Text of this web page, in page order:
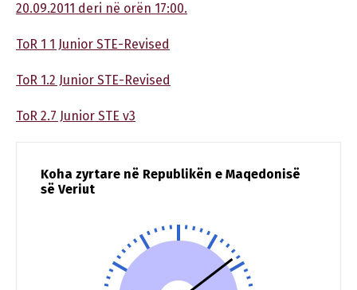
20.09.2011 deri në orën 17:00.
ToR 1 1 Junior STE-Revised
ToR 1.2 Junior STE-Revised
ToR 2.7 Junior STE v3
Koha zyrtare në Republikën e Maqedonisë
së Veriut